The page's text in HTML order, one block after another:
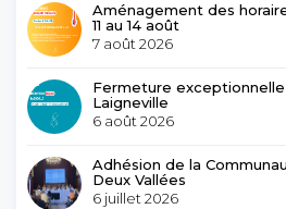
Aménagement des
11 au 14 août
7 août 2026
Fermeture
Laigneville
6 août 2026
Adhésion de la
Deux Vallées
6 juillet 2026